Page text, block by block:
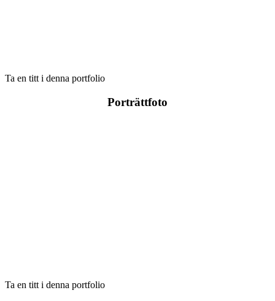
Ta en titt i denna portfolio
Porträttfoto
Ta en titt i denna portfolio